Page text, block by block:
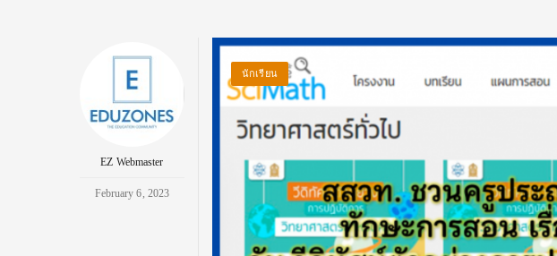
EZ Webmaster
February 6, 2023
นักเรียน